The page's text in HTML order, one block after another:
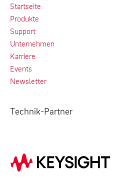
Startseite
Produkte
Support
Unternehmen
Karriere
Events
Newsletter
Technik-Partner